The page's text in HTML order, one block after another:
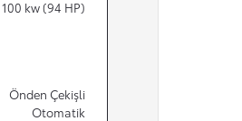
100 kw (94 HP)
Önden Çekişli
Otomatik